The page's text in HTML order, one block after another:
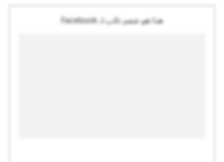
هذا هو عنصر نائب لـ Facebook